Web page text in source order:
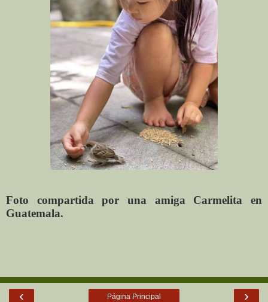
Foto compartida por una amiga Carmelita en
Guatemala.
‹ ›
Página Principal